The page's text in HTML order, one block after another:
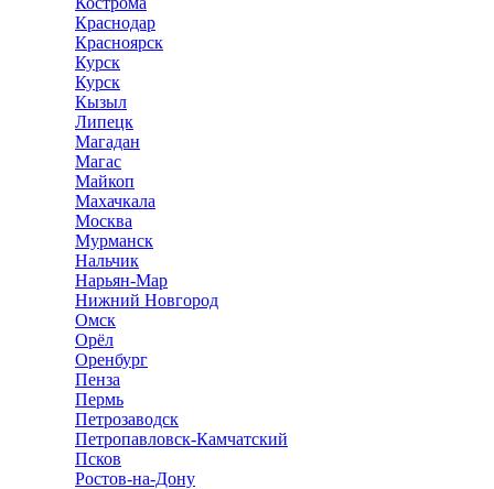
Краснодар
Красноярск
Курск
Курск
Кызыл
Липецк
Магадан
Магас
Майкоп
Махачкала
Москва
Мурманск
Нальчик
Нарьян-Мар
Нижний Новгород
Омск
Орёл
Оренбург
Пенза
Пермь
Петрозаводск
Петропавловск-Камчатский
Псков
Ростов-на-Дону